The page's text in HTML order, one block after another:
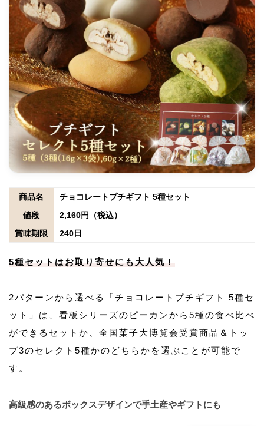
商品名
チョコレートプチギフト 5種セット
値段
2,160円（税込）
賞味期限
240日
5種セットはお取り寄せにも大人気！
2パターンから選べる「チョコレートプチギフト 5種セ
ット」は、看板シリーズのピーカンから5種の食べ比べ
ができるセットか、全国菓子大博覧会受賞商品＆トッ
プ3のセレクト5種かのどちらかを選ぶことが可能で
す。
高級感のあるボックスデザインで手土産やギフトにも